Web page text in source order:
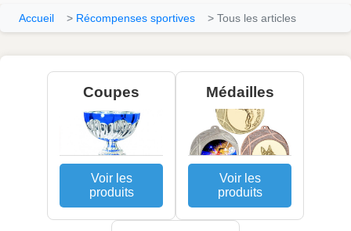
Accueil Récompenses sportives Tous les articles
Coupes
Voir les
produits
Médailles
Voir les
produits